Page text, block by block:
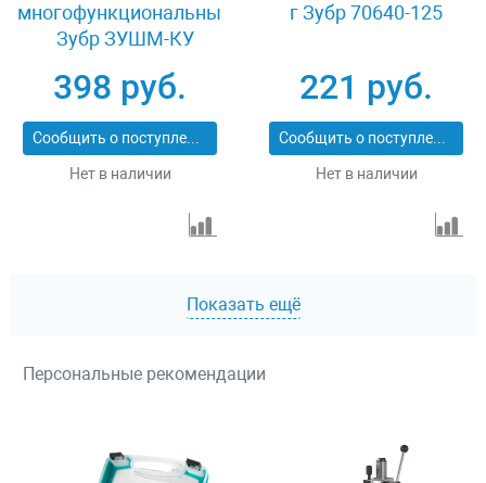
многофункциональный
Зубр ЗУШМ-КУ
398 руб.
Сообщить о поступлении
Нет в наличии
г Зубр 70640-125
221 руб.
Сообщить о поступлении
Нет в наличии
Показать ещё
Персональные рекомендации